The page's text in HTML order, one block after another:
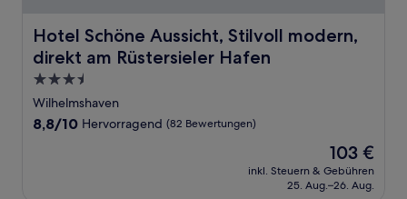
Hotel Schöne Aussicht, Stilvoll modern,
direkt am Rüstersieler Hafen
Hotel Schöne Aussicht, Stilvoll modern, direkt am
3.5-
Sterne-
Unterkunft
Wilhelmshaven
8.8
8,8/10 Hervorragend (82 Bewertungen)
Der
Preis
beträgt
103 €
inkl. Steuern & Gebühren
25. Aug.–26. Aug.